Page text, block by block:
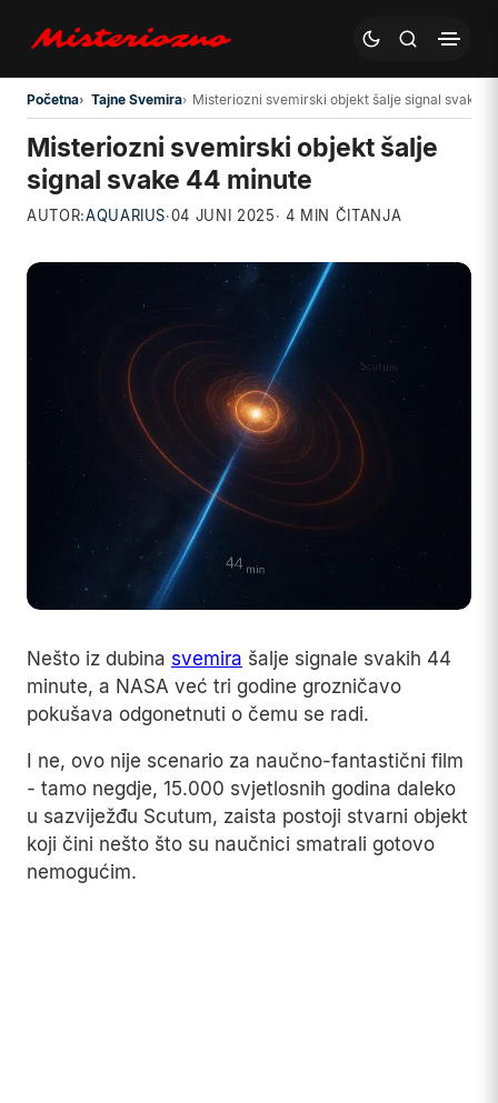
Preskoči na glavni sadržaj
Početna Tajne Svemira Misteriozni svemirski objekt šalje signal svake
Misteriozni svemirski objekt šalje
signal svake 44 minute
AUTOR:AQUARIUS·04 JUNI 2025· 4 MIN ČITANJA
Nešto iz dubina svemira šalje signale svakih 44
minute, a NASA već tri godine grozničavo
pokušava odgonetnuti o čemu se radi.
I ne, ovo nije scenario za naučno-fantastični film
- tamo negdje, 15.000 svjetlosnih godina daleko
u sazviježđu Scutum, zaista postoji stvarni objekt
koji čini nešto što su naučnici smatrali gotovo
nemogućim.